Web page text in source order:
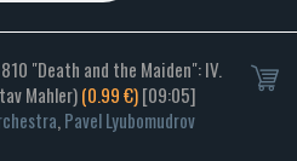
"Death and the Maiden": IV.
Mahler)(0.99 €)[09:05]
,Pavel Lyubomudrov